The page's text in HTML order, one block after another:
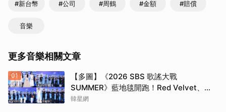
#新台幣 #公司 #周鶴 #金額 #賠償
音樂
更多音樂相關文章
01
【多圖】《2026 SBS 歌謠大戰
SUMMER》藍地毯開跑！Red Velvet、
Stray Kids、ATEEZ、RIIZE等愛豆登場
韓星網